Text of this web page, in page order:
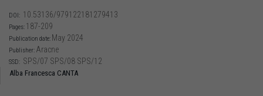
DOI: 10.53136/979122181279413
Pages: 187-209
Publication date: May 2024
Publisher: Aracne
SSD: SPS/07 SPS/08 SPS/12
Alba Francesca CANTA